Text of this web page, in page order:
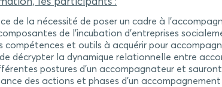
de la nécessité de poser un cadre à
de l’incubation d’entreprises
compétences et outils à acquérir pour
décrypter la dynamique relationnelle entre
postures d’un accompagnateur et sauront
des actions et phases d’un accompagnement